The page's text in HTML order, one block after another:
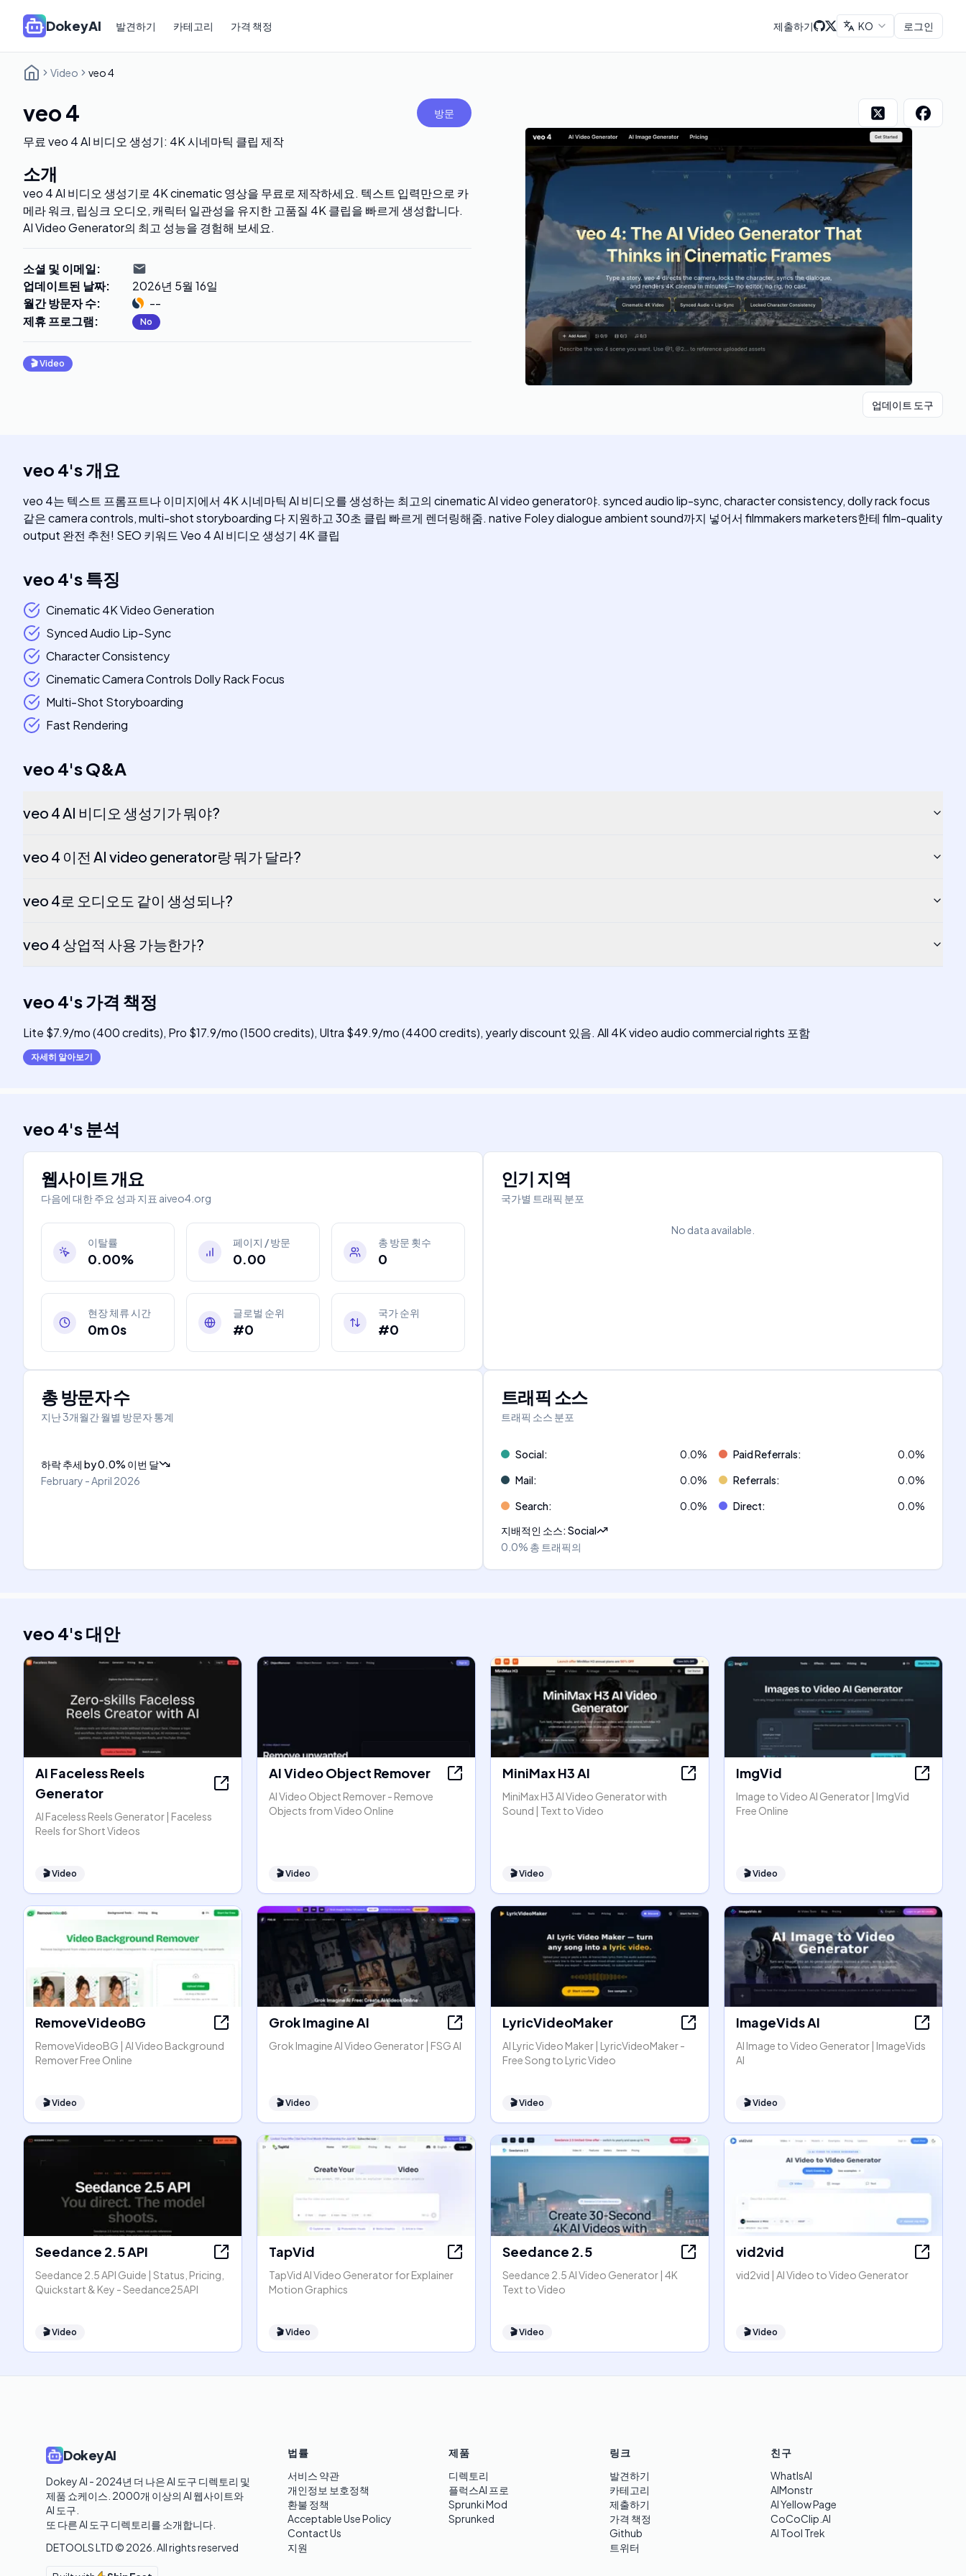
DokeyAI 발견하기 카테고리 가격 책정 제출하기 KO 로그인
Video veo 4
veo 4 방문
무료 veo 4 AI 비디오 생성기: 4K 시네마틱 클립 제작
소개
veo 4 AI 비디오 생성기로 4K cinematic 영상을 무료로 제작하세요. 텍스트 입력만으로 카
메라 워크, 립싱크 오디오, 캐릭터 일관성을 유지한 고품질 4K 클립을 빠르게 생성합니다.
AI Video Generator의 최고 성능을 경험해 보세요.
소셜 및 이메일:
업데이트된 날짜:
2026년 5월 16일
월간 방문자 수:
--
제휴 프로그램: No
🎬Video
업데이트 도구
veo 4's개요
veo 4는 텍스트 프롬프트나 이미지에서 4K 시네마틱 AI 비디오를 생성하는 최고의 cinematic AI video generator야. synced audio lip-sync, character consistency, dolly rack focus
같은 camera controls, multi-shot storyboarding 다 지원하고 30초 클립 빠르게 렌더링해줌. native Foley dialogue ambient sound까지 넣어서 filmmakers marketers한테 film-quality
output 완전 추천! SEO 키워드 Veo 4 AI 비디오 생성기 4K 클립
veo 4's특징
Cinematic 4K Video Generation
Synced Audio Lip-Sync
Character Consistency
Cinematic Camera Controls Dolly Rack Focus
Multi-Shot Storyboarding
Fast Rendering
veo 4'sQ&A
veo 4 AI 비디오 생성기가 뭐야?
veo 4 이전 AI video generator랑 뭐가 달라?
veo 4로 오디오도 같이 생성되나?
veo 4 상업적 사용 가능한가?
veo 4's가격 책정
Lite $7.9/mo (400 credits), Pro $17.9/mo (1500 credits), Ultra $49.9/mo (4400 credits), yearly discount 있음. All 4K video audio commercial rights 포함
자세히 알아보기
veo 4's분석
웹사이트 개요
다음에 대한 주요 성과 지표 aiveo4.org
이탈률
0.00%
페이지 / 방문
0.00
총 방문 횟수
0
현장 체류 시간
0m 0s
글로벌 순위
#0
국가 순위
#0
인기 지역
국가별 트래픽 분포
No data available.
총 방문자 수
지난 3개월간 월별 방문자 통계
하락 추세 by0.0% 이번 달
February - April 2026
트래픽 소스
트래픽 소스 분포
Social: 0.0% Paid Referrals: 0.0%
Mail: 0.0% Referrals: 0.0%
Search: 0.0% Direct: 0.0%
지배적인 소스:Social
0.0% 총 트래픽의
veo 4's대안
AI Faceless Reels
Generator
AI Faceless Reels Generator | Faceless
Reels for Short Videos
🎬Video
AI Video Object Remover
AI Video Object Remover - Remove
Objects from Video Online
🎬Video
MiniMax H3 AI
MiniMax H3 AI Video Generator with
Sound | Text to Video
🎬Video
ImgVid
Image to Video AI Generator | ImgVid
Free Online
🎬Video
RemoveVideoBG
RemoveVideoBG | AI Video Background
Remover Free Online
🎬Video
Grok Imagine AI
Grok Imagine AI Video Generator | FSG AI
🎬Video
LyricVideoMaker
AI Lyric Video Maker | LyricVideoMaker -
Free Song to Lyric Video
🎬Video
ImageVids AI
AI Image to Video Generator | ImageVids
AI
🎬Video
Seedance 2.5 API
Seedance 2.5 API Guide | Status, Pricing,
Quickstart & Key - Seedance25API
🎬Video
TapVid
TapVid AI Video Generator for Explainer
Motion Graphics
🎬Video
Seedance 2.5
Seedance 2.5 AI Video Generator | 4K
Text to Video
🎬Video
vid2vid
vid2vid | AI Video to Video Generator
🎬Video
DokeyAI
Dokey AI - 2024년 더 나은 AI 도구 디렉토리 및
제품 쇼케이스. 2000개 이상의 AI 웹사이트와
AI 도구.
또 다른 AI 도구 디렉토리를 소개합니다.
DETOOLS LTD © 2026 . All rights reserved
법률
서비스 약관
개인정보 보호정책
환불 정책
Acceptable Use Policy
Contact Us
지원
제품
디렉토리
플럭스AI 프로
Sprunki Mod
Sprunked
링크
발견하기
카테고리
제출하기
가격 책정
Github
트위터
친구
WhatIsAI
AIMonstr
AI Yellow Page
CoCoClip.AI
AI Tool Trek